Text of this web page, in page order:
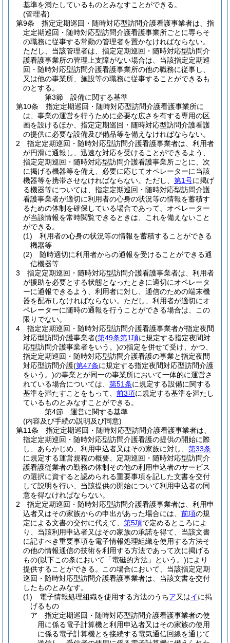
基準を満たしているものとみなすことができる。
(管理者)
第9条
指定定期巡回・随時対応型訪問介護看護事業者は、指
定定期巡回・随時対応型訪問介護看護事業所ごとに専らそ
の職務に従事する常勤の管理者を置かなければならない。
ただし、当該管理者は、指定定期巡回・随時対応型訪問介
護看護事業所の管理上支障がない場合は、当該指定定期巡
回・随時対応型訪問介護看護事業所の他の職務に従事し、
又は他の事業所、施設等の職務に従事することができるも
のとする。
第3節
設備に関する基準
第10条
指定定期巡回・随時対応型訪問介護看護事業所に
は、事業の運営を行うために必要な広さを有する専用の区
画を設けるほか、指定定期巡回・随時対応型訪問介護看護
の提供に必要な設備及び備品等を備えなければならない。
2
指定定期巡回・随時対応型訪問介護看護事業者は、利用者
が円滑に通報し、迅速な対応を受けることができるよう、
指定定期巡回・随時対応型訪問介護看護事業所ごとに、次
に掲げる機器等を備え、必要に応じてオペレーターに当該
機器等を携帯させなければならない。 ただし、 第1号に掲げ
る機器等については、指定定期巡回・随時対応型訪問介護
看護事業者が適切に利用者の心身の状況等の情報を蓄積す
るための体制を確保している場合であって、オペレーター
が当該情報を常時閲覧できるときは、これを備えないこと
ができる。
(1)
利用者の心身の状況等の情報を蓄積することができる
機器等
(2)
随時適切に利用者からの通報を受けることができる通
信機器等
3
指定定期巡回・随時対応型訪問介護看護事業者は、利用者
が援助を必要とする状態となったときに適切にオペレータ
ーに通報できるよう、利用者に対し、通信のための端末機
器を配布しなければならない。 ただし、利用者が適切にオ
ペレーターに随時の通報を行うことができる場合は、この
限りでない。
4
指定定期巡回・随時対応型訪問介護看護事業者が指定夜間
対応型訪問介護事業者(第49条第1項に規定する指定夜間対
応型訪問介護事業者をいう。)の指定を併せて受け、かつ、
指定定期巡回・随時対応型訪問介護看護の事業と指定夜間
対応型訪問介護(第47条に規定する指定夜間対応型訪問介護
をいう。)の事業とが同一の事業所において一体的に運営さ
れている場合については、 第51条に規定する設備に関する
基準を満たすことをもって、 前3項に規定する基準を満たし
ているものとみなすことができる。
第4節
運営に関する基準
(内容及び手続の説明及び同意)
第11条
指定定期巡回・随時対応型訪問介護看護事業者は、
指定定期巡回・随時対応型訪問介護看護の提供の開始に際
し、あらかじめ、利用申込者又はその家族に対し、 第33条
に規定する運営規程の概要、定期巡回・随時対応型訪問介
護看護従業者の勤務の体制その他の利用申込者のサービス
の選択に資すると認められる重要事項を記した文書を交付
して説明を行い、当該提供の開始について利用申込者の同
意を得なければならない。
2
指定定期巡回・随時対応型訪問介護看護事業者は、利用申
込者又はその家族からの申出があった場合には、 前項の規
定による文書の交付に代えて、 第5項で定めるところによ
り、当該利用申込者又はその家族の承諾を得て、当該文書
に記すべき重要事項を電子情報処理組織を使用する方法そ
の他の情報通信の技術を利用する方法であって次に掲げる
もの(以下この条において「電磁的方法」という。)により
提供することができる。
この場合において、当該指定定期
巡回・随時対応型訪問介護看護事業者は、当該文書を交付
したものとみなす。
(1)
電子情報処理組織を使用する方法のうちア又はイに掲
げるもの
ア
指定定期巡回・随時対応型訪問介護看護事業者の使
用に係る電子計算機と利用申込者又はその家族の使用
に係る電子計算機とを接続する電気通信回線を通じて